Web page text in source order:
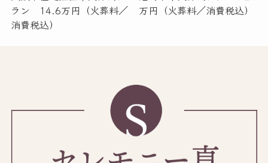
ラン 14.6万円（火葬料／
消費税込）
万円（火葬料／消費税込）